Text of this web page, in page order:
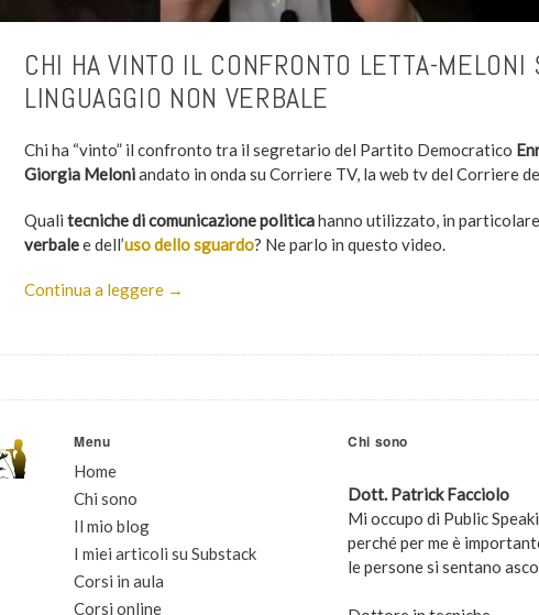
CHI HA VINTO IL CONFRONTO LETTA-
LINGUAGGIO NON VERBALE
Chi ha “vinto” il confronto tra il segretario del Partito Democratico
Giorgia Meloniandato in onda su Corriere TV, la web tv del Corriere
Quali tecniche di comunicazione politicahanno utilizzato, in
verbalee dell’uso dello sguardo? Ne parlo in questo video.
Continua a leggere →
Menu
Home
Chi sono
Il mio blog
I miei articoli su Substack
Corsi in aula
Corsi online
Chi sono
Dott. Patrick Facciolo
Mi occupo di Public
perché per me è
le persone si sentano